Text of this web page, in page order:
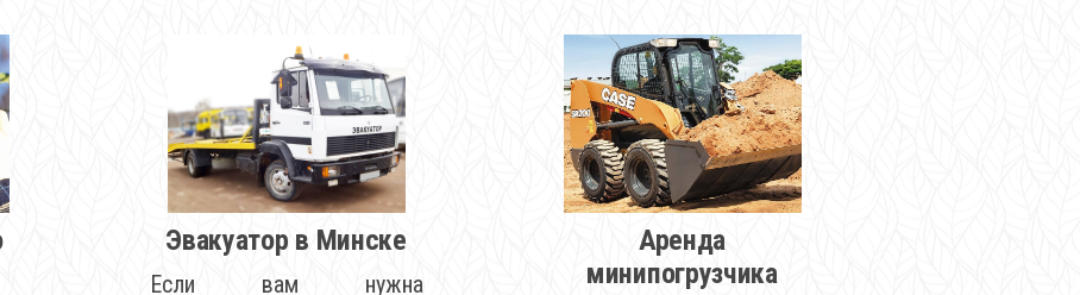
Эвакуатор в Минске
Если вам нужна
Аренда
минипогрузчика